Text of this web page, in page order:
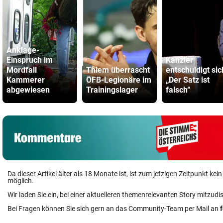
Anklage-
Einspruch im
Mordfall
Kammerer
abgewiesen
Thiem überrascht
ÖFB-Legionäre im
Trainingslager
Kanzler
entschuldigt
„Der Satz ist
falsch“
Da dieser Artikel älter als 18 Monate ist, ist zum jetzigen Zeitpunkt
möglich.
Wir laden Sie ein, bei einer aktuelleren themenrelevanten Story
Bei Fragen können Sie sich gern an das Community-Team per Mail an